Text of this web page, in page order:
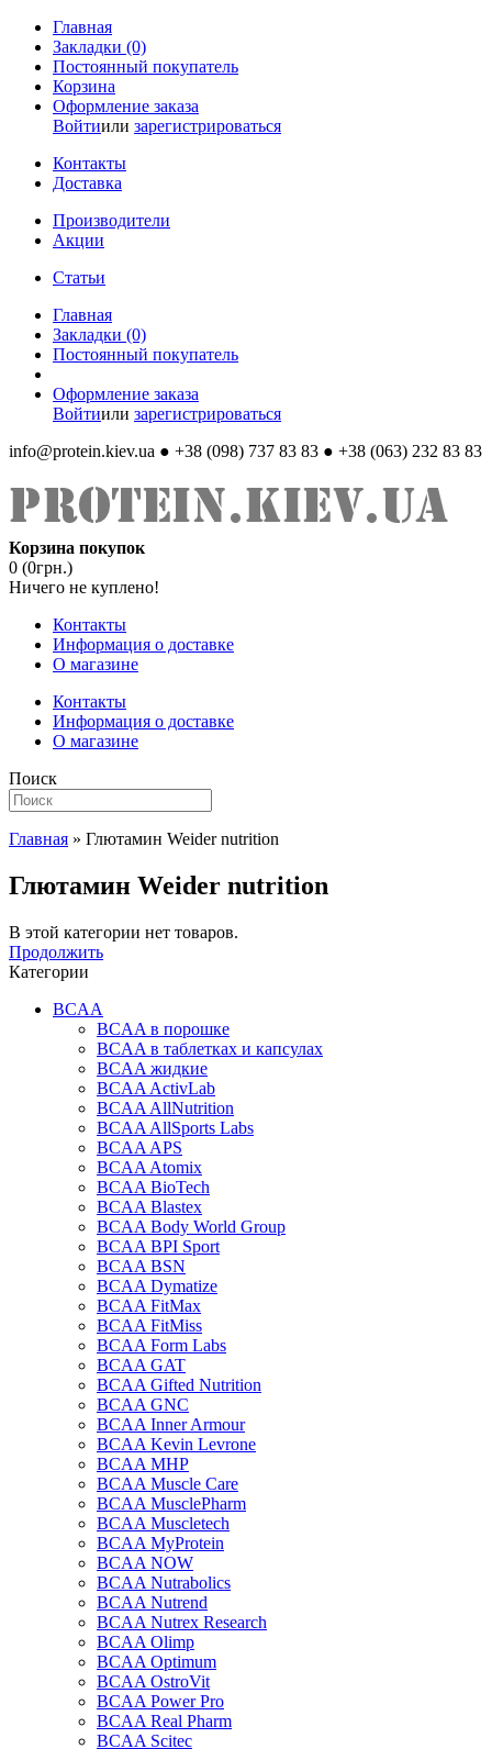
Главная
Закладки (0)
Постоянный покупатель
Корзина
Оформление заказа
Войтиили зарегистрироваться
Контакты
Доставка
Производители
Акции
Статьи
Главная
Закладки (0)
Постоянный покупатель
Оформление заказа
Войтиили зарегистрироваться
info@protein.kiev.ua ● +38 (098) 737 83 83 ● +38 (063) 232 83 83
Корзина покупок
0 (0грн.)
Ничего не куплено!
Контакты
Информация о доставке
О магазине
Контакты
Информация о доставке
О магазине
Поиск
Главная » Глютамин Weider nutrition
Глютамин Weider nutrition
В этой категории нет товаров.
Продолжить
Категории
BCAA
BCAA в порошке
BCAA в таблетках и капсулах
BCAA жидкие
BCAA ActivLab
BCAA AllNutrition
BCAA AllSports Labs
BCAA APS
BCAA Atomix
BCAA BioTech
BCAA Blastex
BCAA Body World Group
BCAA BPI Sport
BCAA BSN
BCAA Dymatize
BCAA FitMax
BCAA FitMiss
BCAA Form Labs
BCAA GAT
BCAA Gifted Nutrition
BCAA GNC
BCAA Inner Armour
BCAA Kevin Levrone
BCAA MHP
BCAA Muscle Care
BCAA MusclePharm
BCAA Muscletech
BCAA MyProtein
BCAA NOW
BCAA Nutrabolics
BCAA Nutrend
BCAA Nutrex Research
BCAA Olimp
BCAA Optimum
BCAA OstroVit
BCAA Power Pro
BCAA Real Pharm
BCAA Scitec